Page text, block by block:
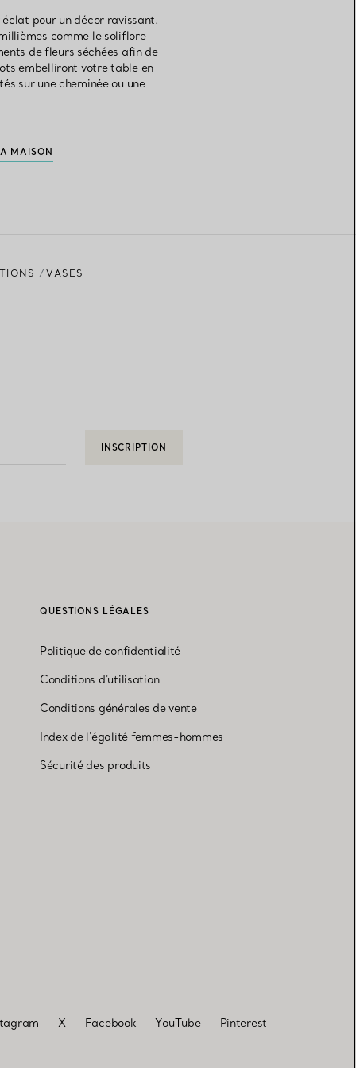
pour un décor ravissant.
comme le soliflore
de fleurs séchées afin de
embelliront votre table en
sur une cheminée ou une
MAISON
VASES
INSCRIPTION
QUESTIONS LÉGALES
Politique de confidentialité
Conditions d'utilisation
Conditions générales de vente
Index de l'égalité femmes-hommes
Sécurité des produits
X Facebook YouTube Pinterest